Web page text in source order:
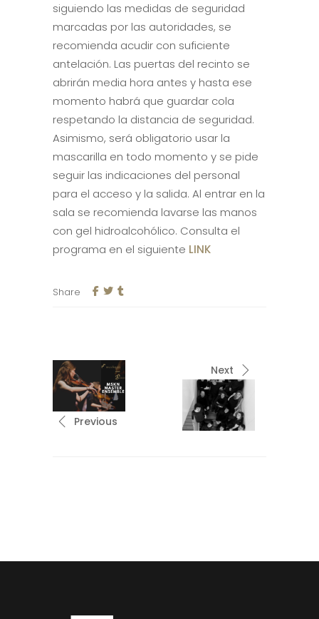
siguiendo las medidas de seguridad
marcadas por las autoridades, se
recomienda acudir con suficiente
antelación. Las puertas del recinto se
abrirán media hora antes y hasta ese
momento habrá que guardar cola
respetando la distancia de seguridad.
Asimismo, será obligatorio usar la
mascarilla en todo momento y se pide
seguir las indicaciones del personal
para el acceso y la salida. Al entrar en la
sala se recomienda lavarse las manos
con gel hidroalcohólico. Consulta el
programa en el siguiente LINK
Share
Previous
Next